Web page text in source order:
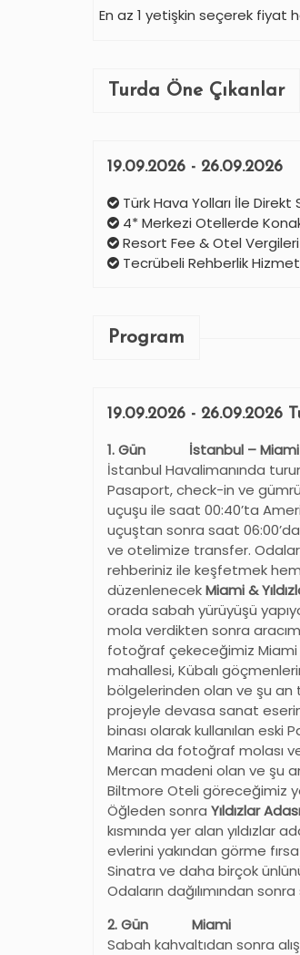
En az 1 yetişkin seçerek fiyat
Turda Öne Çıkanlar
19.09.2026 - 26.09.2026
Türk Hava Yolları İle Direkt
4* Merkezi Otellerde
Resort Fee & Otel
Tecrübeli Rehberlik
Program
19.09.2026 - 26.09.2026
1. Gün İstanbul –
İstanbul Havalimanında
Pasaport, check-in ve
uçuşu ile saat 00:40’ta
uçuştan sonra saat
ve otelimize transfer.
rehberiniz ile keşfetmek
düzenlenecekMiami &
orada sabah yürüyüşü
mola verdikten sonra
fotoğraf çekeceğimiz Miami
mahallesi, Kübalı
bölgelerinden olan ve şu an
projeyle devasa sanat
binası olarak kullanılan eski
Marina da fotoğraf molası
Mercan madeni olan ve şu
Biltmore Oteli göreceğimiz
Öğleden sonra Yıldızlar
kısmında yer alan yıldızlar
evlerini yakından görme
Sinatra ve daha birçok
Odaların dağılımından
2. Gün Miami
Sabah kahvaltıdan sonra